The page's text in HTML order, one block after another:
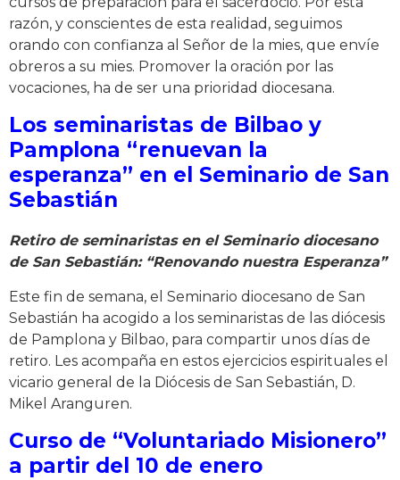
razón, y conscientes de esta realidad, seguimos
orando con confianza al Señor de la mies, que envíe
obreros a su mies. Promover la oración por las
vocaciones, ha de ser una prioridad diocesana.
Los seminaristas de Bilbao y
Pamplona “renuevan la
esperanza” en el Seminario de San
Sebastián
Retiro de seminaristas en el Seminario diocesano
de San Sebastián: “Renovando nuestra Esperanza”
Este fin de semana, el Seminario diocesano de San
Sebastián ha acogido a los seminaristas de las diócesis
de Pamplona y Bilbao, para compartir unos días de
retiro. Les acompaña en estos ejercicios espirituales el
vicario general de la Diócesis de San Sebastián, D.
Mikel Aranguren.
Curso de “Voluntariado Misionero”
a partir del 10 de enero